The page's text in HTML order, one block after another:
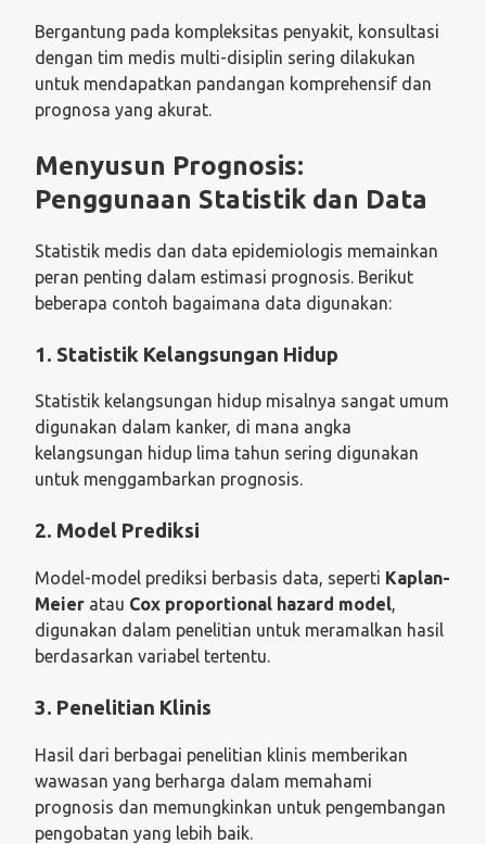
Bergantung pada kompleksitas penyakit, konsultasi
dengan tim medis multi-disiplin sering dilakukan
untuk mendapatkan pandangan komprehensif dan
prognosa yang akurat.
Menyusun Prognosis:
Penggunaan Statistik dan Data
Statistik medis dan data epidemiologis memainkan
peran penting dalam estimasi prognosis. Berikut
beberapa contoh bagaimana data digunakan:
1. Statistik Kelangsungan Hidup
Statistik kelangsungan hidup misalnya sangat umum
digunakan dalam kanker, di mana angka
kelangsungan hidup lima tahun sering digunakan
untuk menggambarkan prognosis.
2. Model Prediksi
Model-model prediksi berbasis data, seperti Kaplan-
Meier atau Cox proportional hazard model,
digunakan dalam penelitian untuk meramalkan hasil
berdasarkan variabel tertentu.
3. Penelitian Klinis
Hasil dari berbagai penelitian klinis memberikan
wawasan yang berharga dalam memahami
prognosis dan memungkinkan untuk pengembangan
pengobatan yang lebih baik.